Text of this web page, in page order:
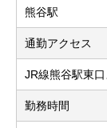
熊谷駅
通勤アクセス
JR線熊谷駅東
勤務時間